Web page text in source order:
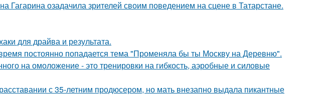
Гагарина озадачила зрителей своим поведением на сцене в Татарстане.
для драйва и результата.
постоянно попадается тема "Променяла бы ты Москву на Деревню".
на омоложение - это тренировки на гибкость, аэробные и силовые
с 35-летним продюсером, но мать внезапно выдала пикантные